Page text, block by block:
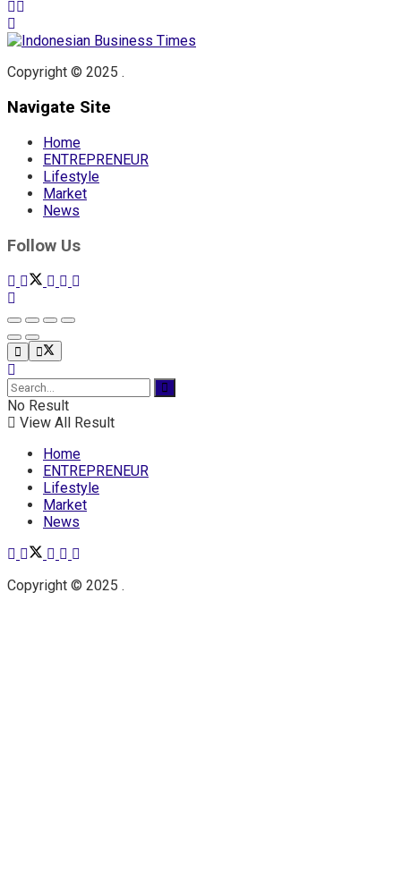
Copyright © 2025 .
Navigate Site
Home
ENTREPRENEUR
Lifestyle
Market
News
Follow Us
No Result
View All Result
Home
ENTREPRENEUR
Lifestyle
Market
News
Copyright © 2025 .